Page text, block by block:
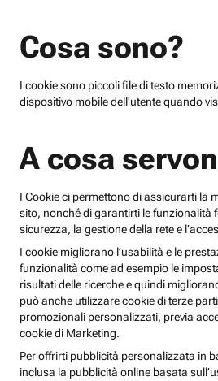
Cosa sono?
I cookie sono piccoli file di testo
dispositivo mobile dell'utente quando
A cosa
I Cookie ci permettono di assicurarti la
sito, nonché di garantirti le funzionalità
sicurezza, la gestione della rete e
I cookie migliorano l’usabilità e le
funzionalità come ad esempio le
risultati delle ricerche e quindi
può anche utilizzare cookie di terze
promozionali personalizzati, previa
cookie di Marketing.
Per offrirti pubblicità personalizzata in
inclusa la pubblicità online basata